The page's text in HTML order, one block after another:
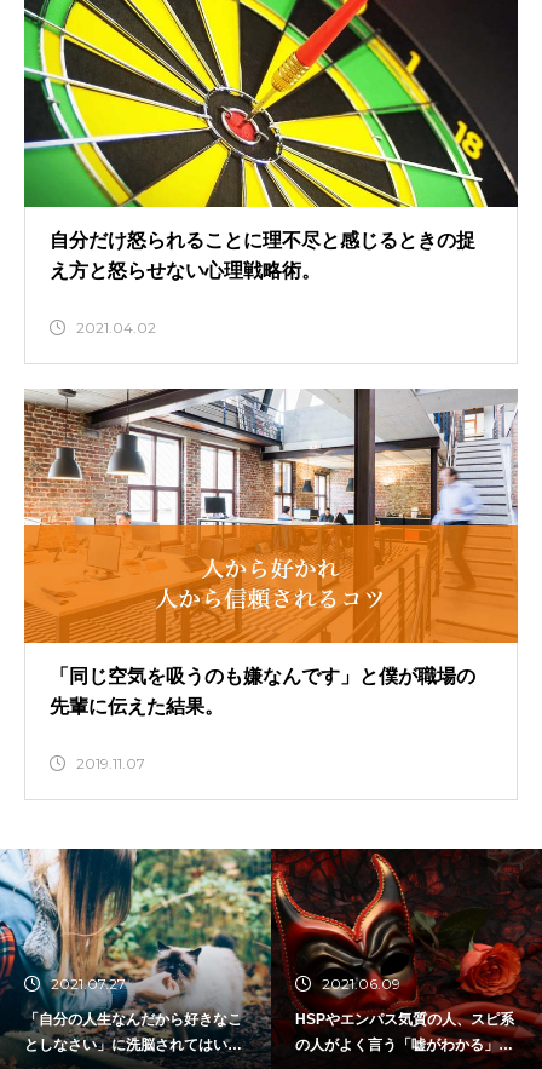
自分だけ怒られることに理不尽と感じるときの捉
え方と怒らせない心理戦略術。
2021.04.02
「同じ空気を吸うのも嫌なんです」と僕が職場の
先輩に伝えた結果。
2019.11.07
2021.07.27
「自分の人生なんだから好きなこ
としなさい」に洗脳されてはいけ
2021.06.09
HSPやエンパス気質の人、スピ系
の人がよく言う「嘘がわかる」は